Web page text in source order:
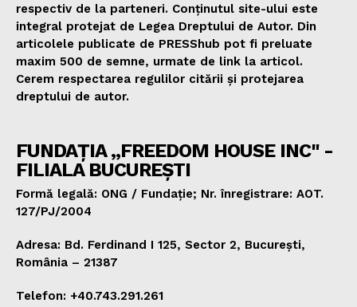
respectiv de la parteneri. Conținutul site-ului este
integral protejat de Legea Dreptului de Autor. Din
articolele publicate de PRESShub pot fi preluate
maxim 500 de semne, urmate de link la articol.
Cerem respectarea regulilor citării și protejarea
dreptului de autor.
FUNDAȚIA „FREEDOM HOUSE INC" -
FILIALA BUCUREȘTI
Formă legală: ONG / Fundație; Nr. înregistrare: AOT.
127/PJ/2004
Adresa: Bd. Ferdinand I 125, Sector 2, București,
România – 21387
Telefon: +40.743.291.261